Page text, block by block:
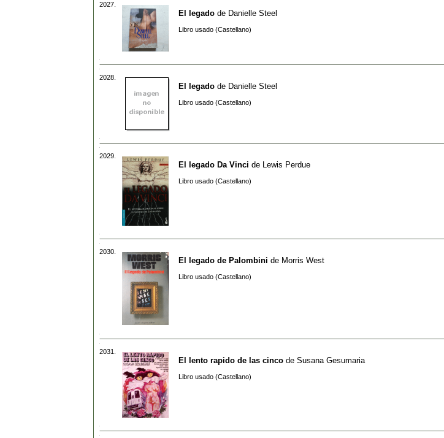
2027.
El legado de Danielle Steel
Libro usado (Castellano)
2028.
El legado de Danielle Steel
Libro usado (Castellano)
2029.
El legado Da Vinci de Lewis Perdue
Libro usado (Castellano)
2030.
El legado de Palombini de Morris West
Libro usado (Castellano)
2031.
El lento rapido de las cinco de Susana Gesumaria
Libro usado (Castellano)